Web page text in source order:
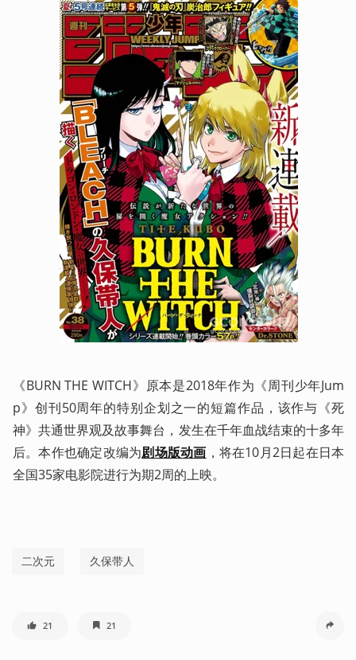
《BURN THE WITCH》原本是2018年作为《周刊少年Jum
p》创刊50周年的特别企划之一的短篇作品，该作与《死
神》共通世界观及故事舞台，发生在千年血战结束的十多年
后。本作也确定改编为剧场版动画 ，将在10月2日起在日本
全国35家电影院进行为期2周的上映。
二次元 久保带人
21 21